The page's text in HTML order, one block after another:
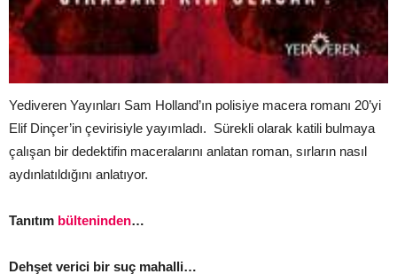
Yediveren Yayınları Sam Holland’ın polisiye macera romanı 20’yi
Elif Dinçer’in çevirisiyle yayımladı. Sürekli olarak katili bulmaya
çalışan bir dedektifin maceralarını anlatan roman, sırların nasıl
aydınlatıldığını anlatıyor.
Tanıtım bülteninden…
Dehşet verici bir suç mahalli…